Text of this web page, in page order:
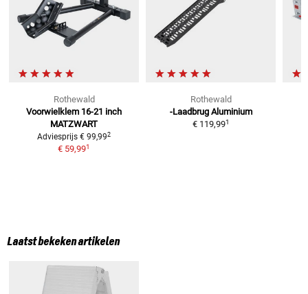
Rothewald
Voorwielklem 16-21 inch
MATZWART
Adviesprijs € 99,992
€ 59,991
Rothewald
-Laadbrug Aluminium
€ 119,991
Laatst bekeken artikelen